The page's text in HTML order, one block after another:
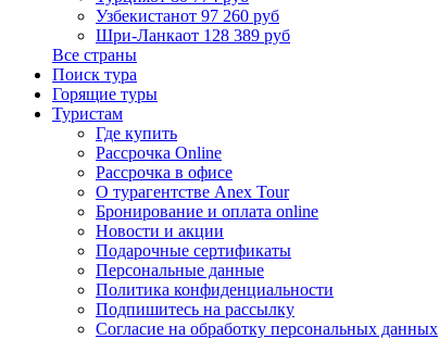
Узбекистанот 97 260 руб
Шри-Ланкаот 128 389 руб
Все страны
Поиск тура
Горящие туры
Туристам
Где купить
Рассрочка Online
Рассрочка в офисе
О турагентстве Anex Tour
Бронирование и оплата online
Новости и акции
Подарочные сертификаты
Персональные данные
Политика конфиденциальности
Подпишитесь на рассылку
Согласие на обработку персональных данных